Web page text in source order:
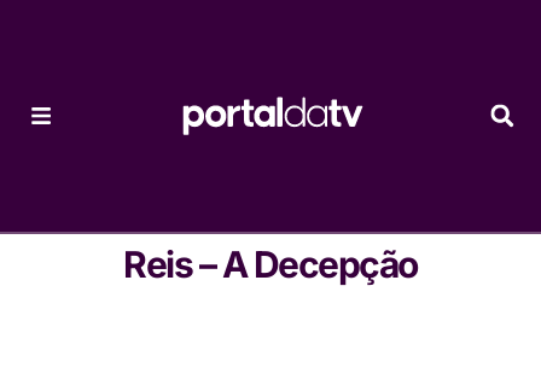
Reis – A Decepção